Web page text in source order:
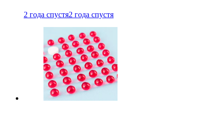
2 года спустя2 года спустя